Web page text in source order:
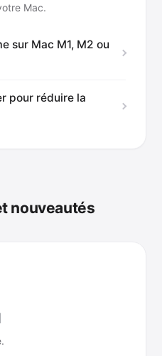
Mac.
sur Mac M1, M2 ou
pour réduire la
nouveautés